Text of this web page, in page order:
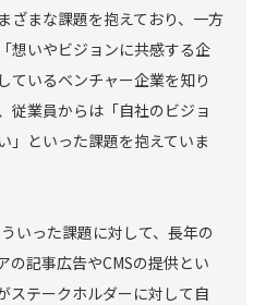
ざまな課題を抱えており、一方
想いやビジョンに共感する企
ているベンチャー企業を知り
従業員からは「自社のビジョ
」といった課題を抱えていま
いった課題に対して、長年の
の記事広告やCMSの提供とい
ステークホルダーに対して自